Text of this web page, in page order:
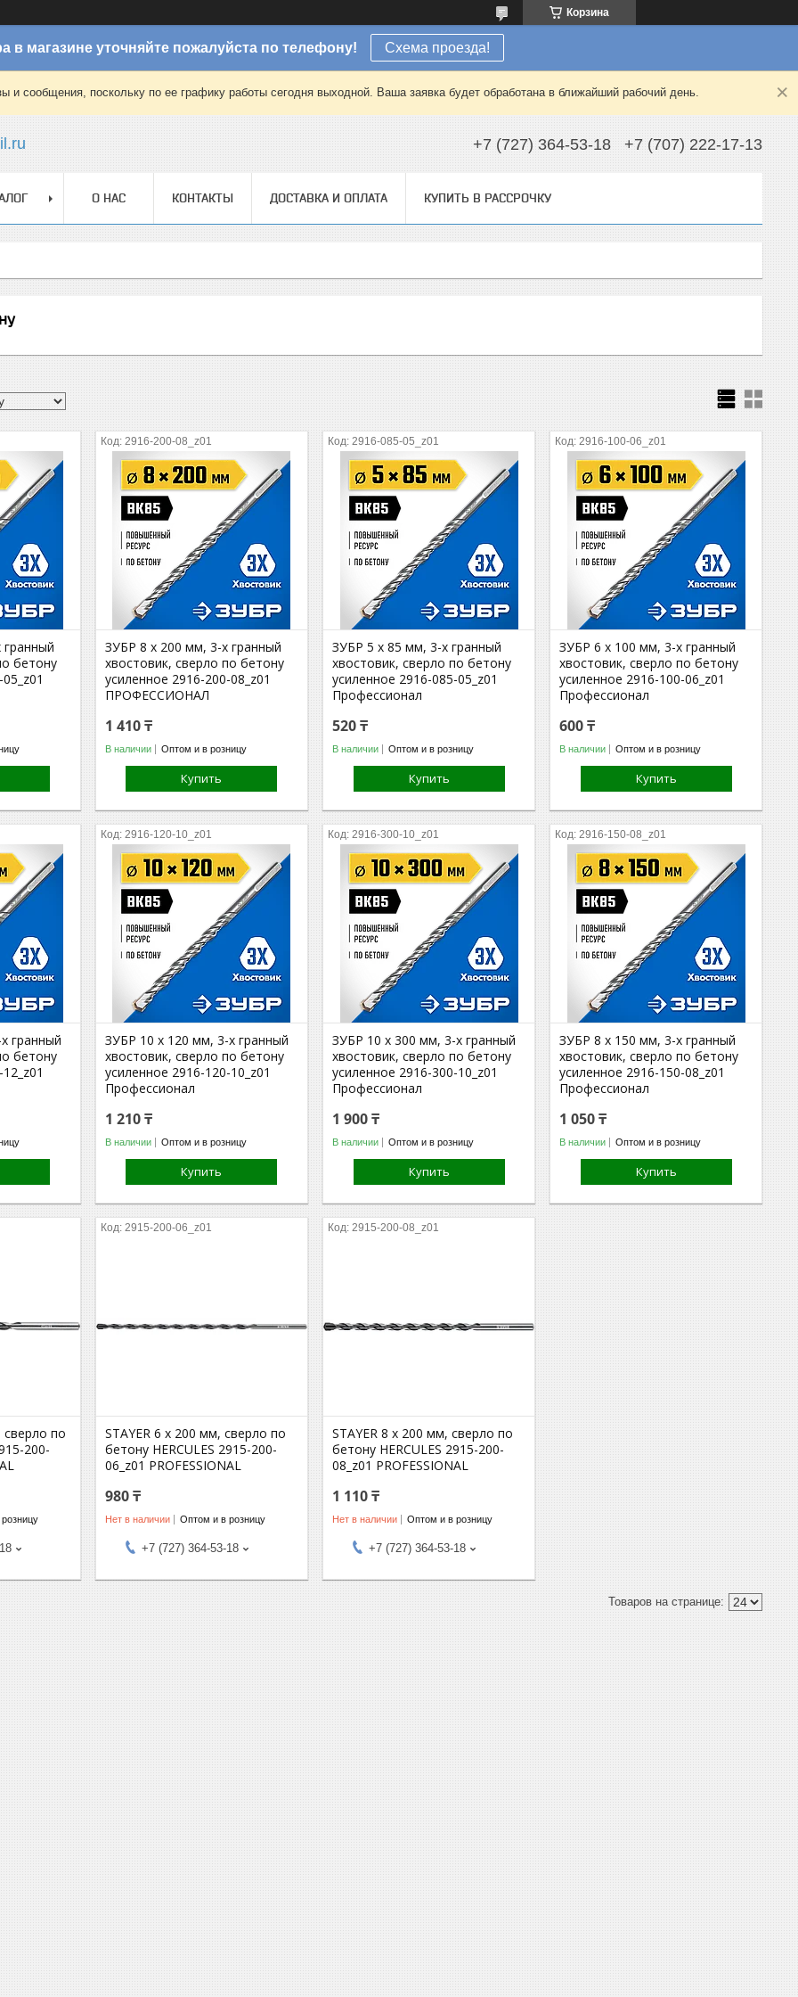
Корзина
в магазине уточняйте пожалуйста по телефону! Схема проезда!
и сообщения, поскольку по ее графику работы сегодня выходной. Ваша заявка будет обработана в ближайший рабочий день.
+7 (727) 364-53-18 +7 (707) 222-17-13
О НАС КОНТАКТЫ ДОСТАВКА И ОПЛАТА КУПИТЬ В РАССРОЧКУ
бетону
2916-200-08_z01
ЗУБР 8 x 200 мм, 3-х гранный
хвостовик, сверло по бетону
усиленное 2916-200-08_z01
ПРОФЕССИОНАЛ
1 410 ₸
В наличии Оптом и в розницу
Купить
2916-085-05_z01
ЗУБР 5 x 85 мм, 3-х гранный
хвостовик, сверло по бетону
усиленное 2916-085-05_z01
Профессионал
520 ₸
В наличии Оптом и в розницу
Купить
2916-100-06_z01
ЗУБР 6 x 100 мм, 3-х гранный
хвостовик, сверло по бетону
усиленное 2916-100-06_z01
Профессионал
600 ₸
В наличии Оптом и в розницу
Купить
гранный
бетону
2916-120-10_z01
ЗУБР 10 x 120 мм, 3-х гранный
хвостовик, сверло по бетону
усиленное 2916-120-10_z01
Профессионал
1 210 ₸
В наличии Оптом и в розницу
Купить
2916-300-10_z01
ЗУБР 10 x 300 мм, 3-х гранный
хвостовик, сверло по бетону
усиленное 2916-300-10_z01
Профессионал
1 900 ₸
В наличии Оптом и в розницу
Купить
2916-150-08_z01
ЗУБР 8 x 150 мм, 3-х гранный
хвостовик, сверло по бетону
усиленное 2916-150-08_z01
Профессионал
1 050 ₸
В наличии Оптом и в розницу
Купить
сверло по
200-
2915-200-06_z01
STAYER 6 x 200 мм, сверло по
бетону HERCULES 2915-200-
06_z01 PROFESSIONAL
980 ₸
Нет в наличии Оптом и в розницу
+7 (727) 364-53-18
2915-200-08_z01
STAYER 8 x 200 мм, сверло по
бетону HERCULES 2915-200-
08_z01 PROFESSIONAL
1 110 ₸
Нет в наличии Оптом и в розницу
+7 (727) 364-53-18